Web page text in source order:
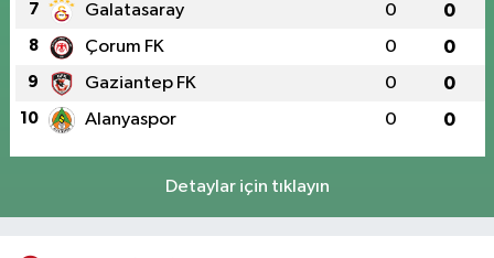
7 Galatasaray 0 0
8 Çorum FK 0 0
9 Gaziantep FK 0 0
10 Alanyaspor 0 0
Detaylar için tıklayın